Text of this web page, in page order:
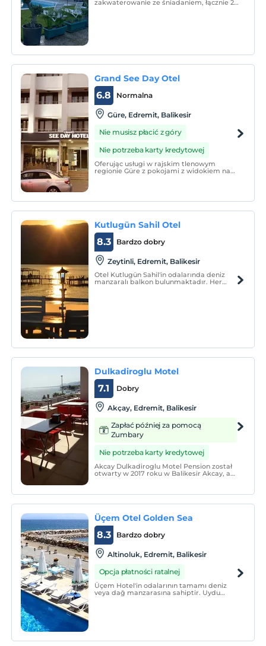
zakwaterowanie ze śniadaniem, łącznie 20
Grand See Day Otel
Normalna
6.8
Güre, Edremit, Balikesir
Nie musisz płacić z góry
Nie potrzeba karty kredytowej
Oferując usługi w rajskim tlenowym
regionie Güre z pokojami z widokiem na
Kutlugün Sahil Otel
Bardzo dobry
8.3
Zeytinli, Edremit, Balikesir
Otel Kutlugün Sahil'in odalarında deniz
manzaralı balkon bulunmaktadır. Her
Dulkadiroglu Motel
Dobry
7.1
Akçay, Edremit, Balikesir
Zapłać później za pomocą
Zumbary
Nie potrzeba karty kredytowej
Akcay Dulkadiroglu Motel Pension został
otwarty w 2017 roku w Balikesir Akcay, aby
gości, na spokojny i ekonomiczny
Üçem Otel Golden Sea
Bardzo dobry
8.3
Altinoluk, Edremit, Balikesir
Opcja płatności ratalnej
Üçem Hotel'in odalarının tamamı deniz
veya dağ manzarasına sahiptir. Uydu